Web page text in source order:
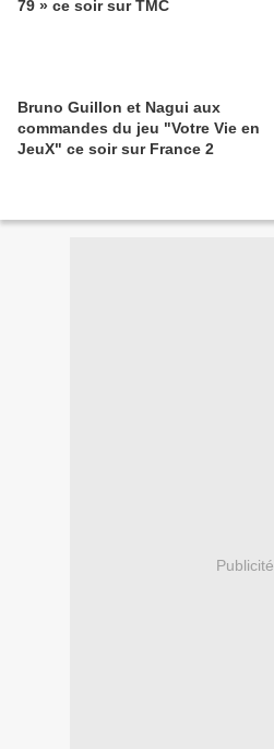
79 » ce soir sur TMC
Bruno Guillon et Nagui aux
commandes du jeu "Votre Vie en
JeuX" ce soir sur France 2
Publicité